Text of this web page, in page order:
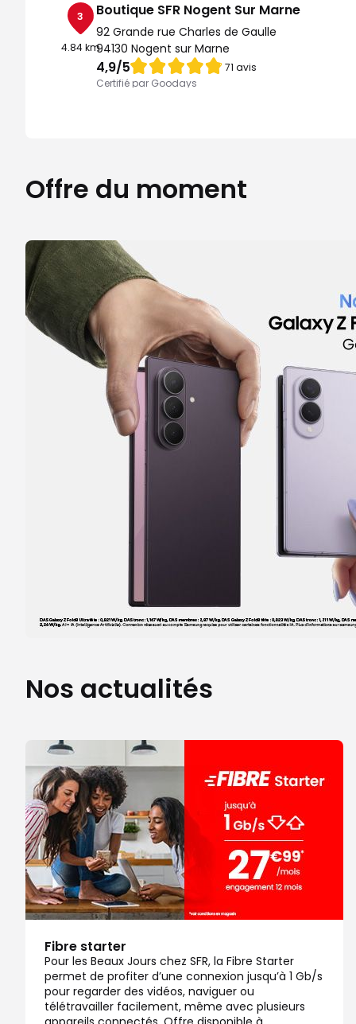
3
4.84 km
Boutique SFR Nogent Sur Marne
92 Grande rue Charles de Gaulle
94130 Nogent sur Marne
4,9/5Note de 4.9 sur 5
71 avis
Certifié par Goodays
5.51 km
C Cial Val Fontenay
94120 Fontenay Sous Bois
4,6/5Note de 4.6 sur 5
Certifié par Goodays
Fermé aujourd'hui
Itinéraire
Prendre
Voir la boutique
Boutique SFR Chelles Avenue du
13 avenue du Marechal Foch
77500 Chelles
Prendre
Boutique SFR Saint Maur Des Fosses
4,7/5 Note de 4.7 sur 5
Certifié par Goodays
Itinéraire
Prendre
Voir la boutique
7
7.26 km
Boutique SFR Pontault Combault
C Cial Pontault Combault Carrefour
77340 Pontault Combault
4,5/5Note de 4.5 sur 5
130 avis
Certifié par Goodays
Fermé aujourd'hui
Prendre
Voir la boutique
Offre du moment
Nos actualités
Fibre starter
Pour les Beaux Jours chez SFR, la Fibre Starter
permet de profiter d’une connexion jusqu’à 1 Gb/s
pour regarder des vidéos, naviguer ou
télétravailler facilement, même avec plusieurs